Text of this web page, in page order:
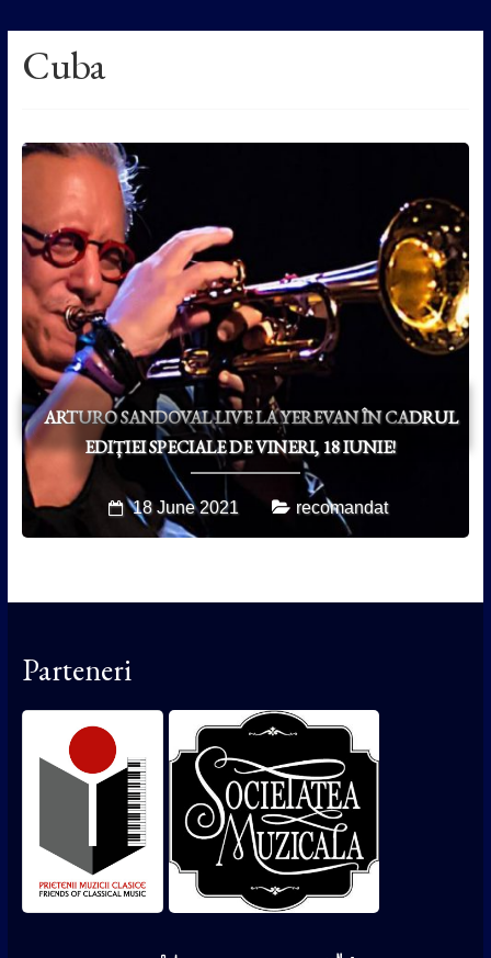
Cuba
ARTURO SANDOVAL LIVE LA YEREVAN ÎN CADRUL
EDIȚIEI SPECIALE DE VINERI, 18 IUNIE!
18 June 2021 recomandat
Parteneri